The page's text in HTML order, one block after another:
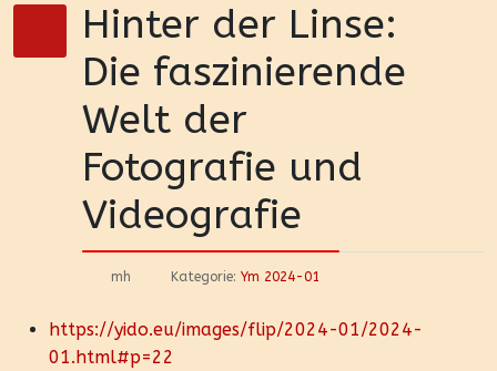
Hinter der Linse:
Die faszinierende
Welt der
Fotografie und
Videografie
mh Kategorie: Ym 2024-01
https://yido.eu/images/flip/2024-01/2024-
01.html#p=22